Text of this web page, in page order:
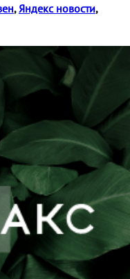
, Яндекс новости,